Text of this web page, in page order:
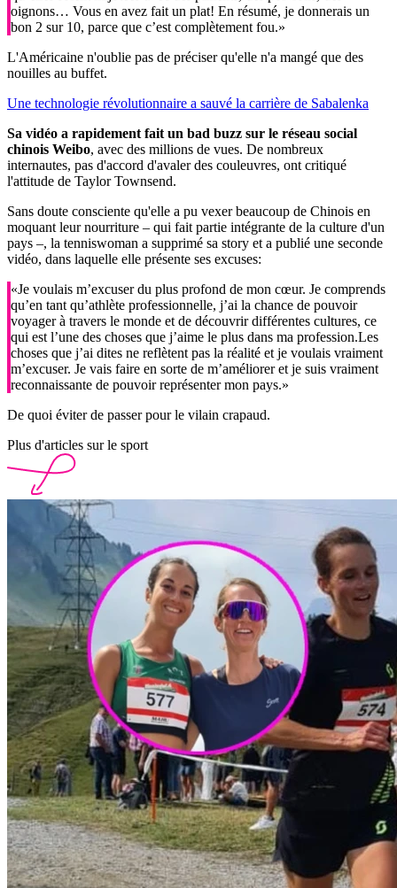
oignons… Vous en avez fait un plat! En résumé, je donnerais un
bon 2 sur 10, parce que c’est complètement fou.»
L'Américaine n'oublie pas de préciser qu'elle n'a mangé que des
nouilles au buffet.
Une technologie révolutionnaire a sauvé la carrière de Sabalenka
Sa vidéo a rapidement fait un bad buzz sur le réseau social
chinois Weibo, avec des millions de vues. De nombreux
internautes, pas d'accord d'avaler des couleuvres, ont critiqué
l'attitude de Taylor Townsend.
Sans doute consciente qu'elle a pu vexer beaucoup de Chinois en
moquant leur nourriture – qui fait partie intégrante de la culture d'un
pays –, la tenniswoman a supprimé sa story et a publié une seconde
vidéo, dans laquelle elle présente ses excuses:
«Je voulais m’excuser du plus profond de mon cœur. Je comprends
qu’en tant qu’athlète professionnelle, j’ai la chance de pouvoir
voyager à travers le monde et de découvrir différentes cultures, ce
qui est l’une des choses que j’aime le plus dans ma profession.Les
choses que j’ai dites ne reflètent pas la réalité et je voulais vraiment
m’excuser. Je vais faire en sorte de m’améliorer et je suis vraiment
reconnaissante de pouvoir représenter mon pays.»
De quoi éviter de passer pour le vilain crapaud.
Plus d'articles sur le sport